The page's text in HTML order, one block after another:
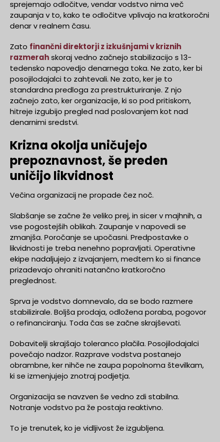
sprejemajo odločitve, vendar vodstvo nima več
zaupanja v to, kako te odločitve vplivajo na kratkoročni
denar v realnem času.
Zato finančni direktorji z izkušnjami v kriznih
razmerahskoraj vedno začnejo stabilizacijo s 13-
tedensko napovedjo denarnega toka. Ne zato, ker bi
posojilodajalci to zahtevali. Ne zato, ker je to
standardna predloga za prestrukturiranje. Z njo
začnejo zato, ker organizacije, ki so pod pritiskom,
hitreje izgubijo pregled nad poslovanjem kot nad
denarnimi sredstvi.
Krizna okolja uničujejo
prepoznavnost, še preden
uničijo likvidnost
Večina organizacij ne propade čez noč.
Slabšanje se začne že veliko prej, in sicer v majhnih, a
vse pogostejših oblikah. Zaupanje v napovedi se
zmanjša. Poročanje se upočasni. Predpostavke o
likvidnosti je treba nenehno popravljati. Operativne
ekipe nadaljujejo z izvajanjem, medtem ko si finance
prizadevajo ohraniti natančno kratkoročno
preglednost.
Sprva je vodstvo domnevalo, da se bodo razmere
stabilizirale. Boljša prodaja, odložena poraba, pogovor
o refinanciranju. Toda čas se začne skrajševati.
Dobavitelji skrajšajo toleranco plačila. Posojilodajalci
povečajo nadzor. Razprave vodstva postanejo
obrambne, ker nihče ne zaupa popolnoma številkam,
ki se izmenjujejo znotraj podjetja.
Organizacija se navzven še vedno zdi stabilna.
Notranje vodstvo pa že postaja reaktivno.
To je trenutek, ko je vidljivost že izgubljena.